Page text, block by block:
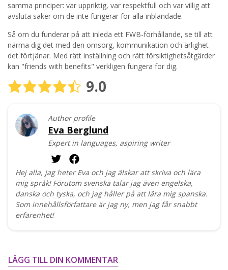
samma principer: var uppriktig, var respektfull och var villig att
avsluta saker om de inte fungerar för alla inblandade.
Så om du funderar på att inleda ett FWB-förhållande, se till att
närma dig det med den omsorg, kommunikation och ärlighet
det förtjänar. Med rätt inställning och rätt försiktighetsåtgärder
kan "friends with benefits" verkligen fungera för dig.
9.0
Author profile
Eva Berglund
Expert in languages, aspiring writer
Hej alla, jag heter Eva och jag älskar att skriva och lära
mig språk! Förutom svenska talar jag även engelska,
danska och tyska, och jag håller på att lära mig spanska.
Som innehållsförfattare är jag ny, men jag får snabbt
erfarenhet!
LÄGG TILL DIN KOMMENTAR